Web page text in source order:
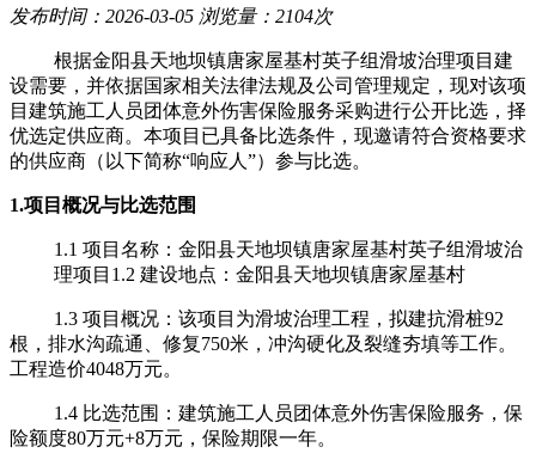
发布时间：2026-03-05 浏览量：2104次
根据金阳县天地坝镇唐家屋基村英子组滑坡治理项目建
设需要，并依据国家相关法律法规及公司管理规定，现对该项
目建筑施工人员团体意外伤害保险服务采购进行公开比选，择
优选定供应商。本项目已具备比选条件，现邀请符合资格要求
的供应商 （以下简称“响应 人 ”）参与比选。
1.项目概况与比选范围
1.1 项目名称：金阳县天地坝镇唐家屋基村英子组滑坡治
理项目1.2 建设地点：金阳县天地坝镇唐家屋基村
1.3 项目概况：该项目为滑坡治理工程，拟建抗滑桩92
根，排水沟疏通、修复750米，冲沟硬化及裂缝夯填等工作。
工程造价4048万元。
1.4 比选范围：建筑施工人员团体意外伤害保险服务，保
险额度80万元+8万元， 保险期限一年。